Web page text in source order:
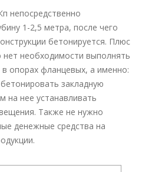
непосредственно
1-2,5 метра, после чего
бетонируется. Плюс
необходимости выполнять
опорах фланцевых, а именно:
закладную
на нее устанавливать
Также не нужно
денежные средства на